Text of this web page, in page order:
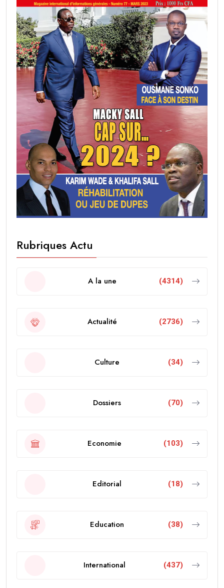
Rubriques Actu
A la une (4314)
Actualité (2736)
Culture (34)
Dossiers (70)
Economie (103)
Editorial (18)
Education (38)
International (437)